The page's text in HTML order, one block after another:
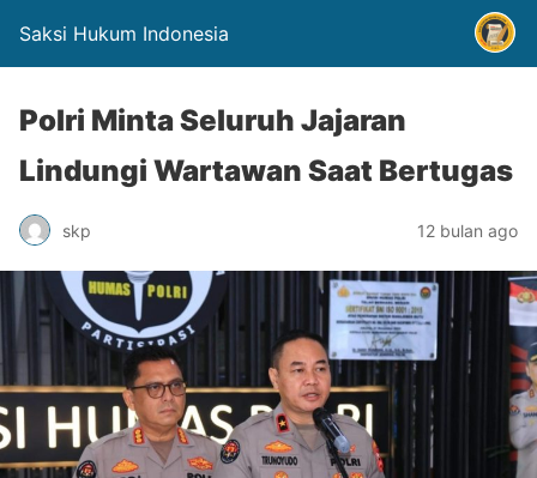
Saksi Hukum Indonesia
Polri Minta Seluruh Jajaran
Lindungi Wartawan Saat Bertugas
skp 12 bulan ago